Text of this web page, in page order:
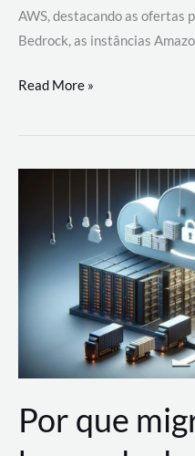
AWS, destacando as ofertas
Bedrock, as instâncias
Utilizando
Soluções
AWS
Read More »
Por que